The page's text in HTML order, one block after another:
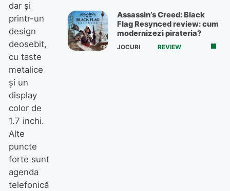
dar şi
printr-un
design
deosebit,
cu taste
metalice
şi un
display
color de
1.7 inchi.
Alte
puncte
forte sunt
agenda
telefonică
Assassin’s Creed: Black
Flag Resynced review: cum
modernizezi pirateria?
JOCURI REVIEW